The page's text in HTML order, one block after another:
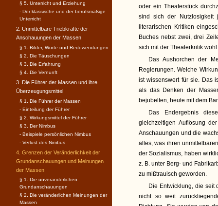
oder ein Theaterstück
sind sich der Nutzlosigkeit
literarischen Kritiken
Buches nebst zwei, drei
sich mit der Theaterkritik
Das Aushorchen der
Regierungen. Welche
ist wissenswert für sie. Das
als das Denken der
bejubelten, heute mit dem
Das Endergebnis
gleichzeitigen Auflösung
Anschauungen und die
alles, was ihren
der Sozialismus, haben
z. B. unter Berg- und
zu mißtrauisch geworden.
Die Entwicklung, die seit
nicht so weit
§ 5. Unterricht und Erziehung
- Der klassische und der berufsmäßige
Unterricht
2. Unmittelbare Triebkräfte der
Anschauungen der Massen
§ 1. Bilder, Worte und Redewendungen
§ 2. Die Täuschungen
§ 3. Die Erfahrung
§ 4. Die Vernunft
3. Die Führer der Massen und ihre
Überzeugungsmittel
§ 1. Die Führer der Massen
- Einteilung der Führer
§ 2. Wirkungsmittel der Führer
§ 3. Der Nimbus
- Beispiele persönlichen Nimbus
- Verlust des Nimbus
4. Grenzen der Veränderlichkeit der
Grundanschauungen und Meinungen
der Massen
§ 1. Die unveränderlichen
Grundanschauungen
§ 2. Die veränderlichen Meinungen der
Massen